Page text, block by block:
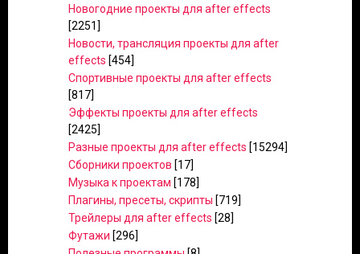
Новогодние проекты для after effects
[2251]
Новости, трансляция проекты для after
effects [454]
Спортивные проекты для after effects
[817]
Эффекты проекты для after effects
[2425]
Разные проекты для after effects [15294]
Сборники проектов [17]
Музыка к проектам [178]
Плагины, пресеты, скрипты [719]
Трейлеры для after effects [28]
Футажи [296]